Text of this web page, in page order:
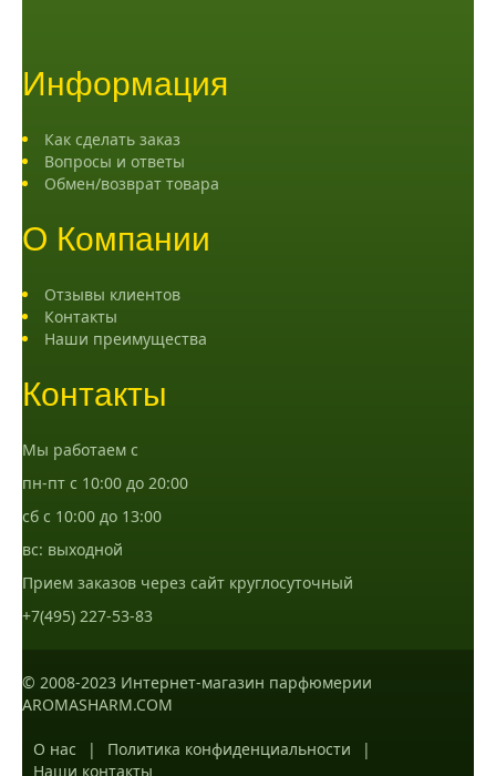
Информация
Как сделать заказ
Вопросы и ответы
Обмен/возврат товара
О Компании
Отзывы клиентов
Контакты
Наши преимущества
Контакты
Мы работаем с
пн-пт с 10:00 до 20:00
сб с 10:00 до 13:00
вс: выходной
Прием заказов через сайт круглосуточный
+7(495) 227-53-83
© 2008-2023 Интернет-магазин парфюмерии
AROMASHARM.COM
О нас | Политика конфиденциальности
|
Наши контакты